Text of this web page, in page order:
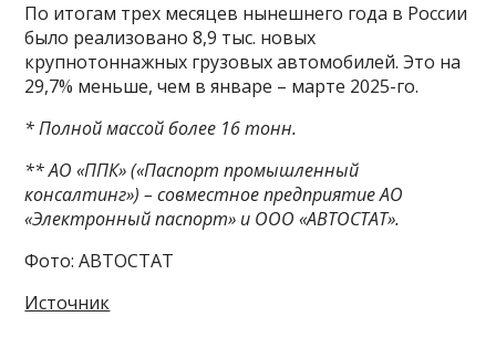
По итогам трех месяцев нынешнего года в России
было реализовано 8,9 тыс. новых
крупнотоннажных грузовых автомобилей. Это на
29,7% меньше, чем в январе – марте 2025-го.
* Полной массой более 16 тонн.
** АО «ППК» («Паспорт промышленный
консалтинг») – совместное предприятие АО
«Электронный паспорт» и ООО «АВТОСТАТ».
Фото: АВТОСТАТ
Источник